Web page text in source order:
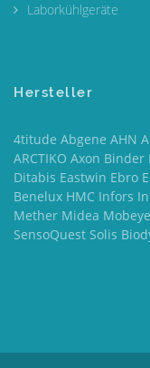
Laborkühlgeräte
Hersteller
4titude Abgene AHN
ARCTIKO Axon
Ditabis Eastwin Ebro
Benelux HMC Infors
Mether Midea
SensoQuest Solis